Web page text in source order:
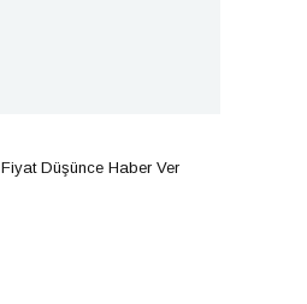
Fiyat Düşünce Haber Ver